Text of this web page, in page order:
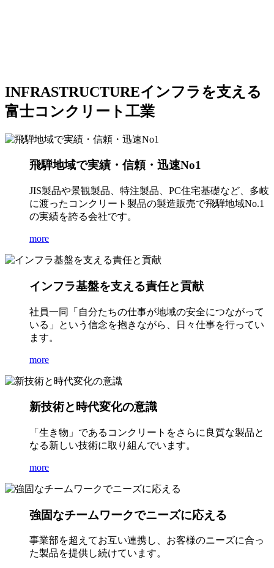
INFRASTRUCTUREインフラを支える
富士コンクリート工業
飛騨地域で実績・信頼・迅速No1
JIS製品や景観製品、特注製品、PC住宅基礎など、多岐
に渡ったコンクリート製品の製造販売で飛騨地域No.1
の実績を誇る会社です。
more
インフラ基盤を支える責任と貢献
社員一同「自分たちの仕事が地域の安全につながって
いる」という信念を抱きながら、日々仕事を行ってい
ます。
more
新技術と時代変化の意識
「生き物」であるコンクリートをさらに良質な製品と
なる新しい技術に取り組んでいます。
more
強固なチームワークでニーズに応える
事業部を超えてお互い連携し、お客様のニーズに合っ
た製品を提供し続けています。